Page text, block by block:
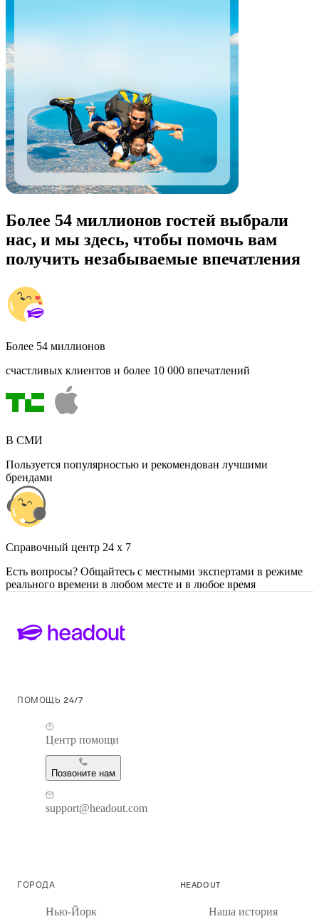
Более 54 миллионов гостей выбрали
нас, и мы здесь, чтобы помочь вам
получить незабываемые впечатления
Более 54 миллионов
счастливых клиентов и более 10 000 впечатлений
В СМИ
Пользуется популярностью и рекомендован лучшими
брендами
Cправочный центр 24 x 7
Есть вопросы? Общайтесь с местными экспертами в режиме
реального времени в любом месте и в любое время
ПОМОЩЬ 24/7
Центр помощи
Позвоните нам
support@headout.com
ГОРОДА
Нью-Йорк
HEADOUT
Наша история